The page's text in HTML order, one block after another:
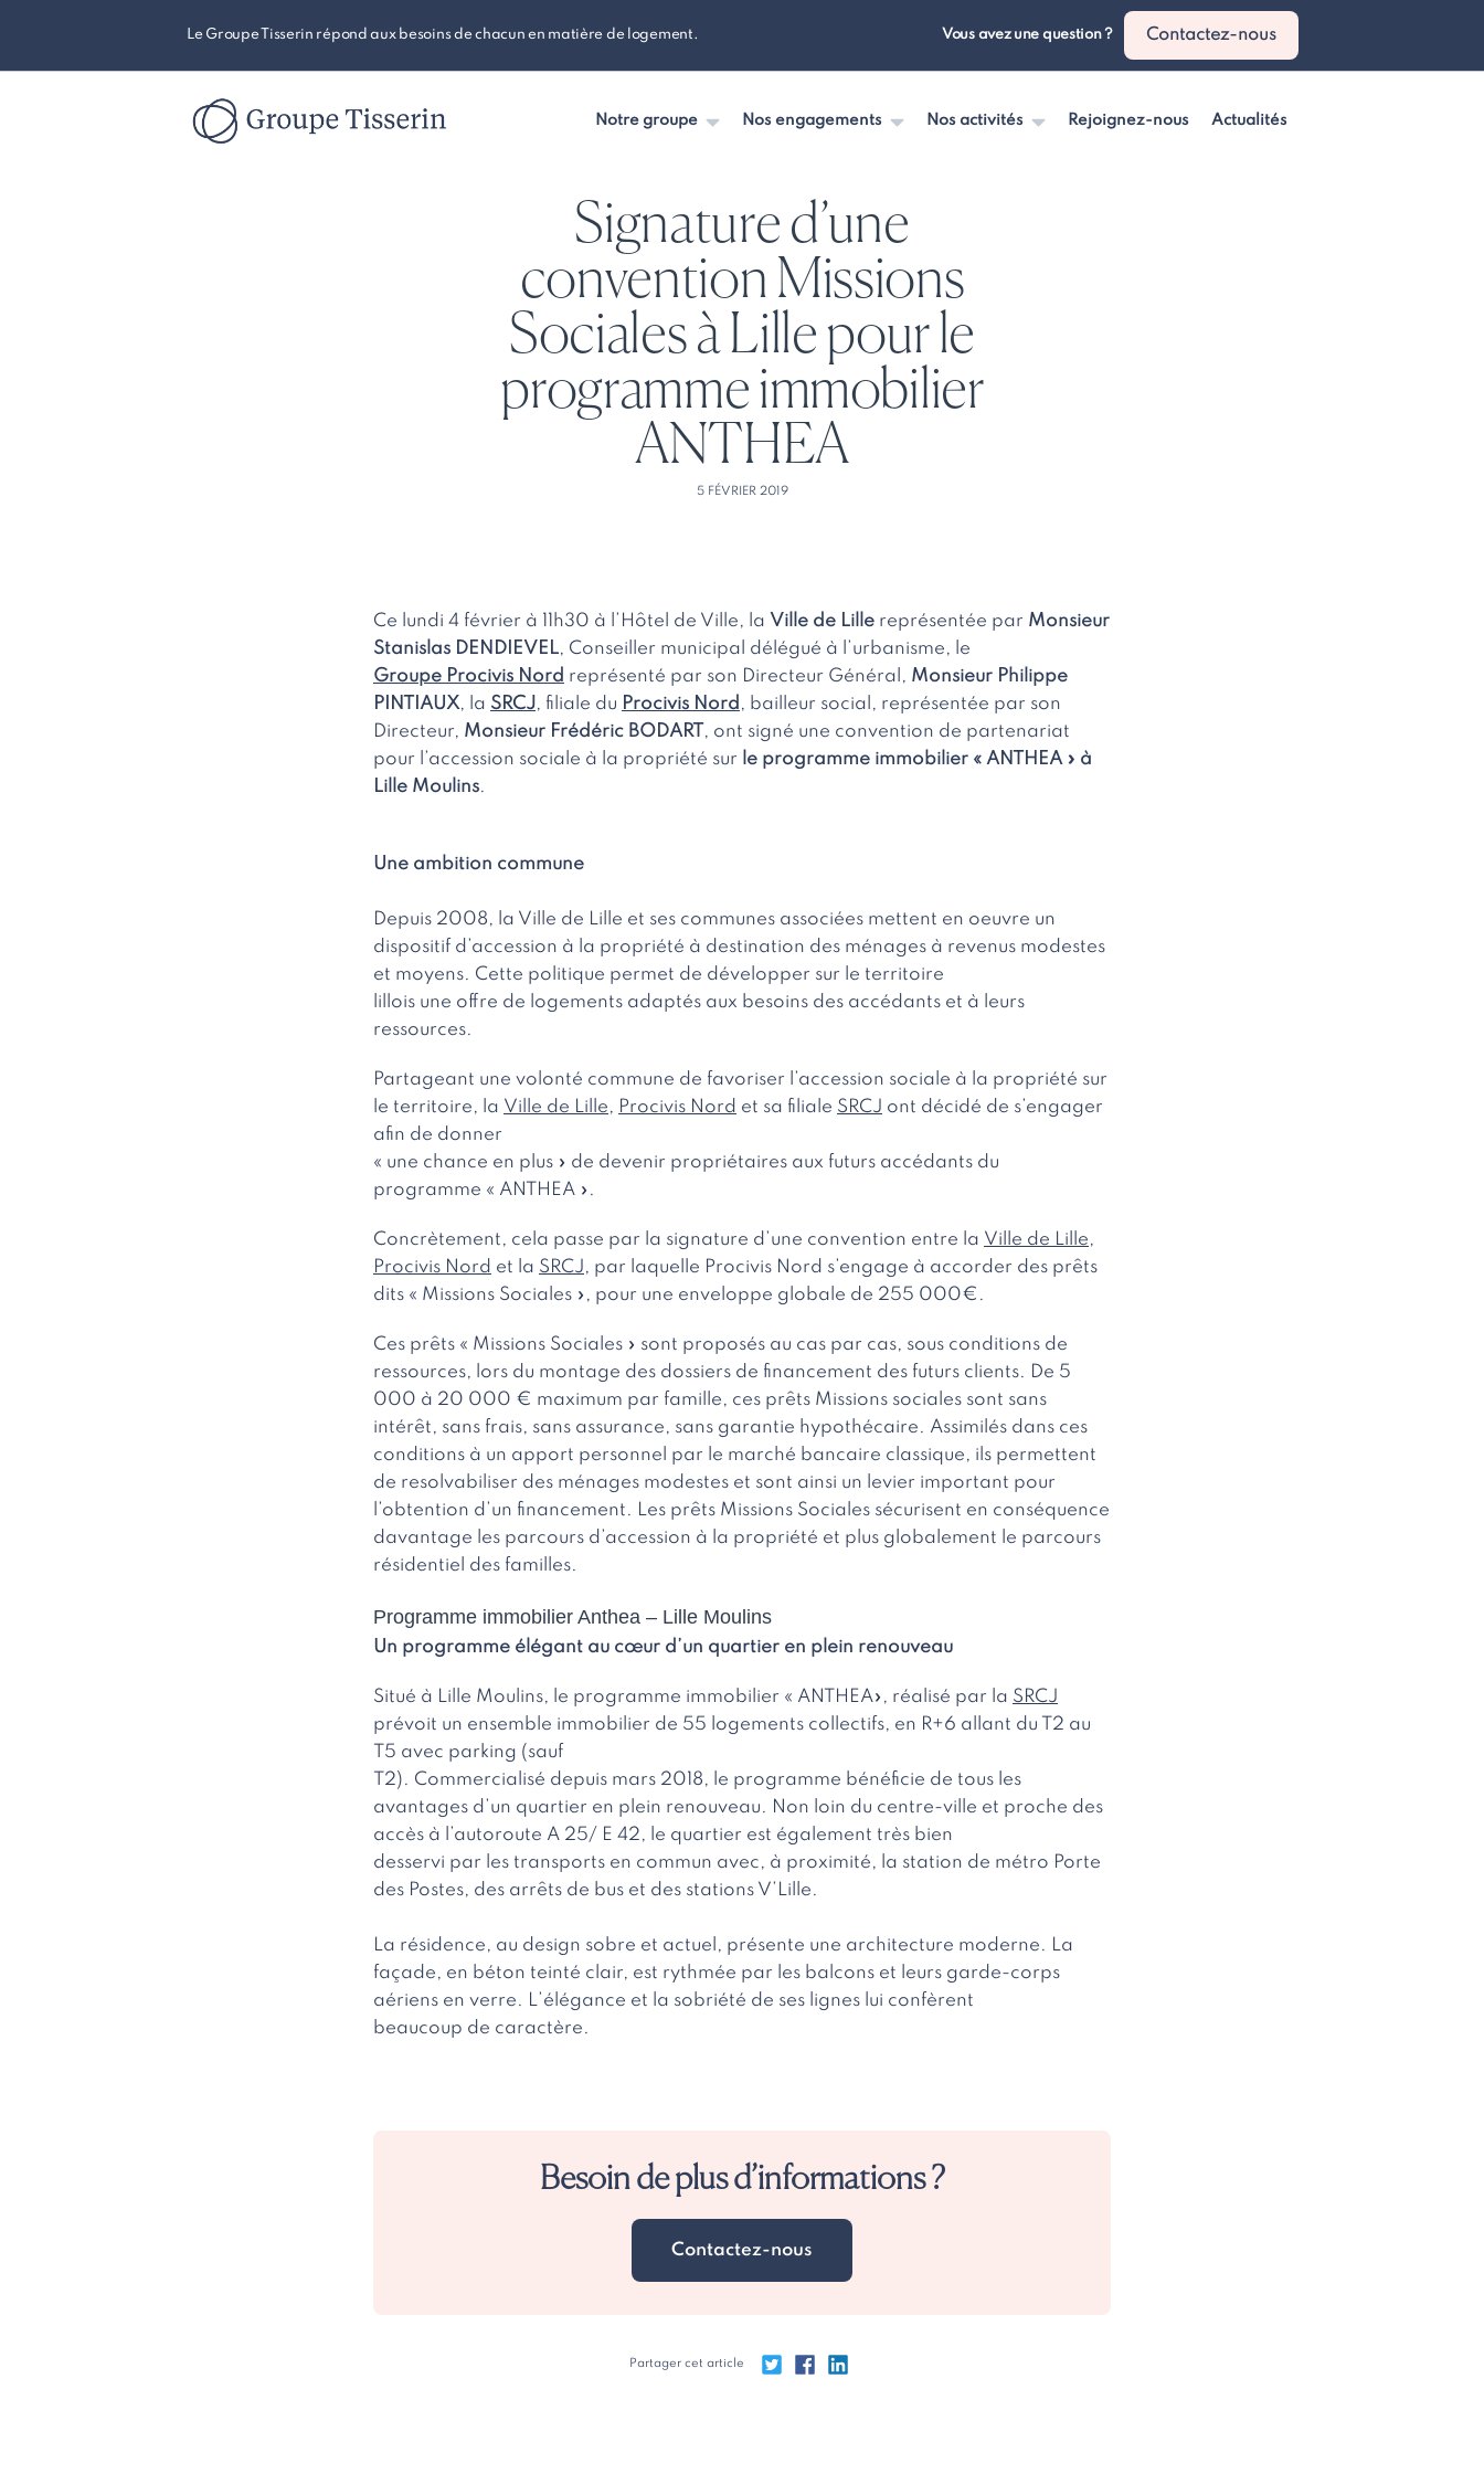
Le Groupe Tisserin répond aux besoins de chacun en matière de logement. Vous avez une question ? Contactez-nous
Notre groupe Nos engagements Nos activités Rejoignez-nous Actualités
Signature d’une
convention Missions
Sociales à Lille pour le
programme immobilier
ANTHEA
5 FÉVRIER 2019
Ce lundi 4 février à 11h30 à l’Hôtel de Ville, la Ville de Lille représentée par Monsieur
Stanislas DENDIEVEL, Conseiller municipal délégué à l’urbanisme, le
Groupe Procivis Nord représenté par son Directeur Général, Monsieur Philippe
PINTIAUX, la SRCJ, filiale du Procivis Nord , bailleur social, représentée par son
Directeur, Monsieur Frédéric BODART , ont signé une convention de partenariat
pour l’accession sociale à la propriété sur le programme immobilier « ANTHEA » à
Lille Moulins.
Une ambition commune
Depuis 2008, la Ville de Lille et ses communes associées mettent en oeuvre un
dispositif d’accession à la propriété à destination des ménages à revenus modestes
et moyens. Cette politique permet de développer sur le territoire
lillois une offre de logements adaptés aux besoins des accédants et à leurs
ressources.
Partageant une volonté commune de favoriser l’accession sociale à la propriété sur
le territoire, la Ville de Lille, Procivis Nord et sa filiale SRCJ ont décidé de s’engager
afin de donner
« une chance en plus » de devenir propriétaires aux futurs accédants du
programme « ANTHEA ».
Concrètement, cela passe par la signature d’une convention entre la Ville de Lille,
Procivis Nord et la SRCJ, par laquelle Procivis Nord s’engage à accorder des prêts
dits « Missions Sociales », pour une enveloppe globale de 255 000€.
Ces prêts « Missions Sociales » sont proposés au cas par cas, sous conditions de
ressources, lors du montage des dossiers de financement des futurs clients. De 5
000 à 20 000 € maximum par famille, ces prêts Missions sociales sont sans
intérêt, sans frais, sans assurance, sans garantie hypothécaire. Assimilés dans ces
conditions à un apport personnel par le marché bancaire classique, ils permettent
de resolvabiliser des ménages modestes et sont ainsi un levier important pour
l’obtention d’un financement. Les prêts Missions Sociales sécurisent en conséquence
davantage les parcours d’accession à la propriété et plus globalement le parcours
résidentiel des familles.
Programme immobilier Anthea – Lille Moulins
Un programme élégant au cœur d’un quartier en plein renouveau
Situé à Lille Moulins, le programme immobilier « ANTHEA», réalisé par la SRCJ
prévoit un ensemble immobilier de 55 logements collectifs, en R+6 allant du T2 au
T5 avec parking (sauf
T2). Commercialisé depuis mars 2018, le programme bénéficie de tous les
avantages d’un quartier en plein renouveau. Non loin du centre-ville et proche des
accès à l’autoroute A 25/ E 42, le quartier est également très bien
desservi par les transports en commun avec, à proximité, la station de métro Porte
des Postes, des arrêts de bus et des stations V’Lille.
La résidence, au design sobre et actuel, présente une architecture moderne. La
façade, en béton teinté clair, est rythmée par les balcons et leurs garde-corps
aériens en verre. L’élégance et la sobriété de ses lignes lui confèrent
beaucoup de caractère.
Besoin de plus d’informations ?
Contactez-nous
Partager cet article